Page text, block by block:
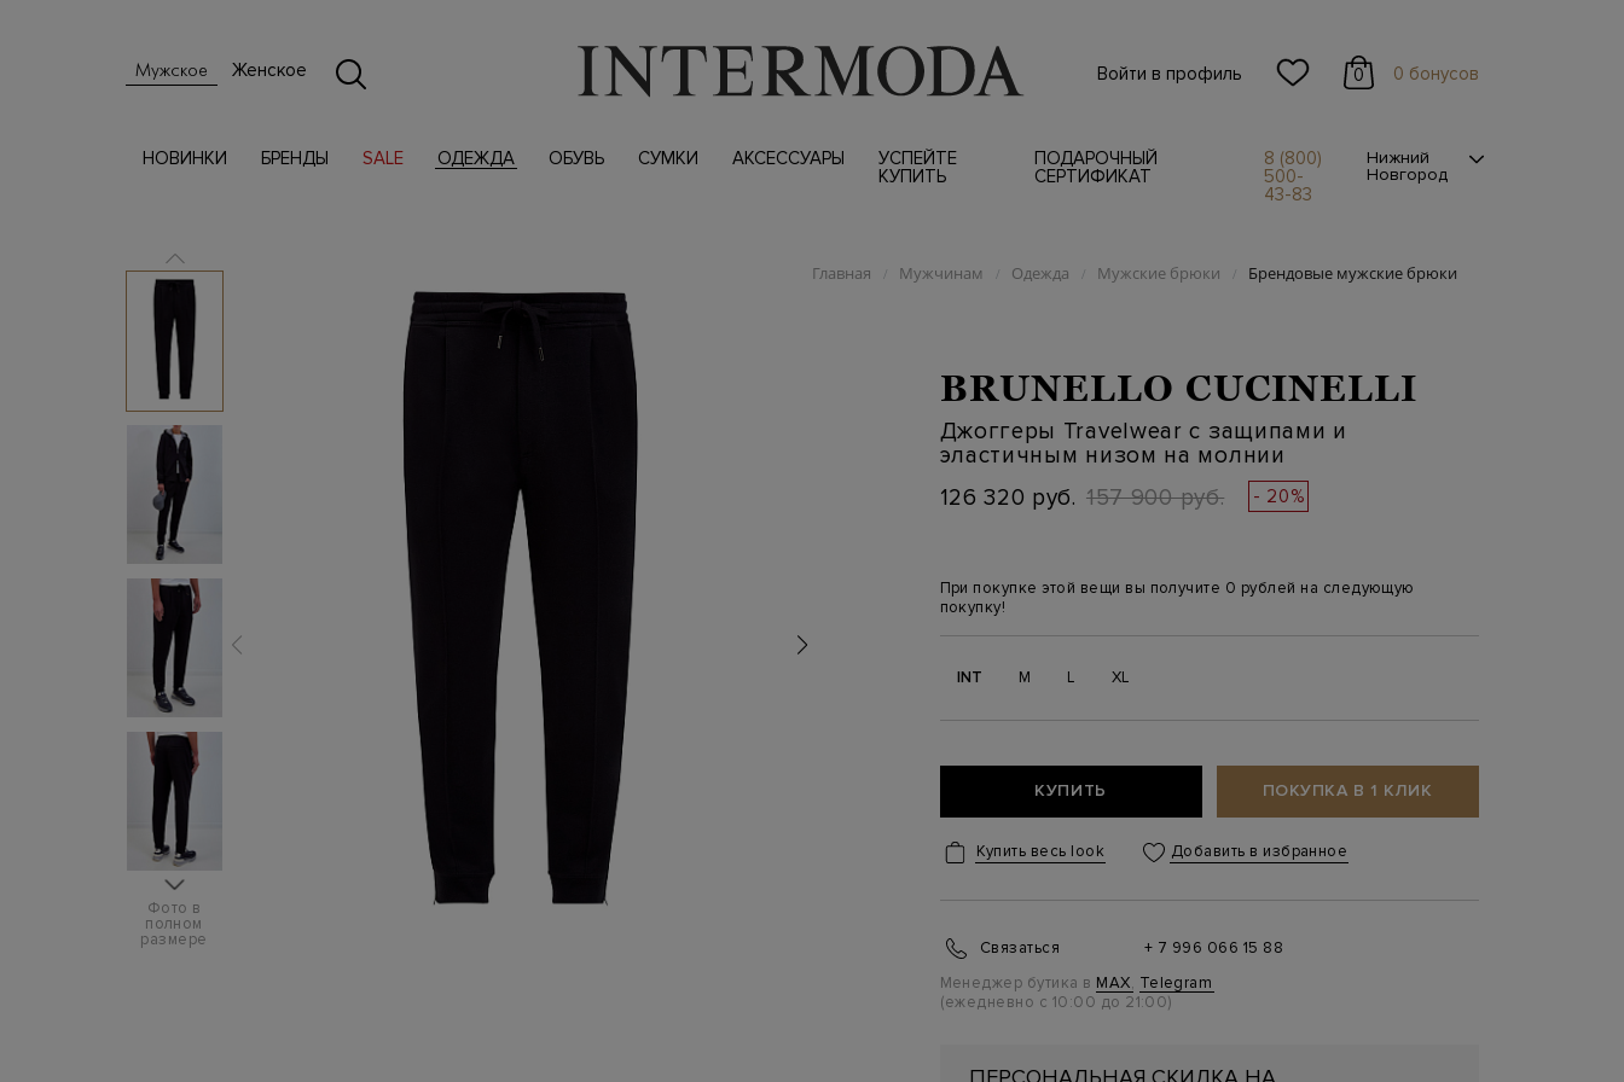
Мужское Женское Войти в профиль 0 0 бонусов
НОВИНКИ БРЕНДЫ SALE ОДЕЖДА ОБУВЬ СУМКИ АКСЕССУАРЫ
УСПЕЙТЕ
КУПИТЬ
ПОДАРОЧНЫЙ
СЕРТИФИКАТ
8 (800)
500-
43-83
Нижний
Новгород
Фото в
полном
размере
Главная / Мужчинам / Одежда / Мужские брюки / Брендовые мужские брюки
BRUNELLO CUCINELLI
Джоггеры Travelwear с защипами и
эластичным низом на молнии
126 320 руб. 157 900 руб. - 20%
При покупке этой вещи вы получите 0 рублей на следующую
покупку!
INT M L XL
КУПИТЬ ПОКУПКА В 1 КЛИК
Купить весь look Добавить в избранное
Связаться
+ 7 996 066 15 88
Менеджер бутика в MAX, Telegram
(ежедневно с 10:00 до 21:00)